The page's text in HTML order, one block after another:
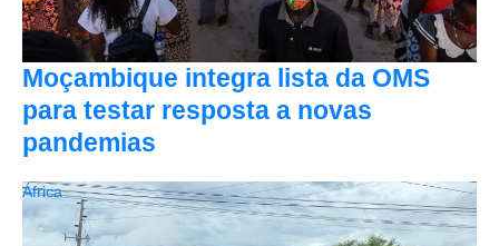
Moçambique integra lista da OMS
para testar resposta a novas
pandemias
África